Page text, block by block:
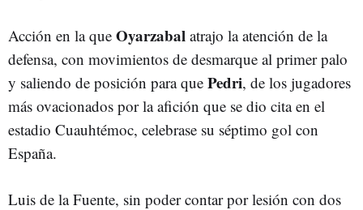
Acción en la que Oyarzabal atrajo la atención de la
defensa, con movimientos de desmarque al primer palo
y saliendo de posición para que Pedri, de los jugadores
más ovacionados por la afición que se dio cita en el
estadio Cuauhtémoc, celebrase su séptimo gol con
España.
Luis de la Fuente, sin poder contar por lesión con dos